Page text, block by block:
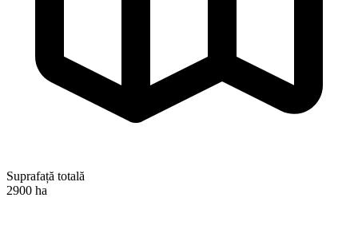
Suprafață totală
2900 ha